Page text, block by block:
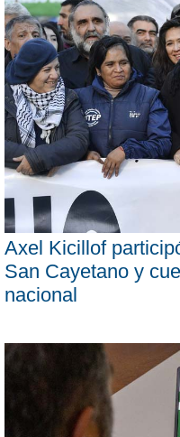
Axel Kicillof
San Cayetano y
nacional